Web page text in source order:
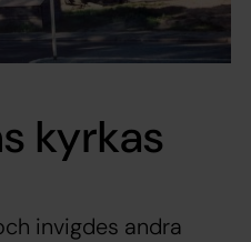
kyrkas
invigdes andra